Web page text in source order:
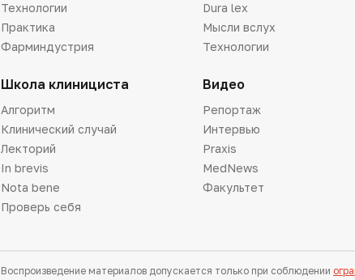
Технологии
Практика
Фарминдустрия
Школа клинициста
Алгоритм
Клинический случай
Лекторий
In brevis
Nota bene
Проверь себя
Dura lex
Мысли вслух
Технологии
Видео
Репортаж
Интервью
Praxis
MedNews
Факультет
Воспроизведение материалов допускается только при соблюдении